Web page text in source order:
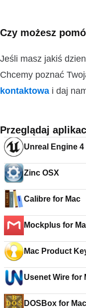
Czy możesz
Jeśli masz jakiś
Chcemy poznać
kontaktowa i daj
Przeglądaj
Unreal Engine 4
Zinc OSX
Calibre for Mac
Mockplus for
Mac Product
Usenet Wire for
DOSBox for Mac